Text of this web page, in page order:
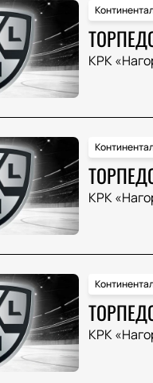
КРК
КРК
КРК